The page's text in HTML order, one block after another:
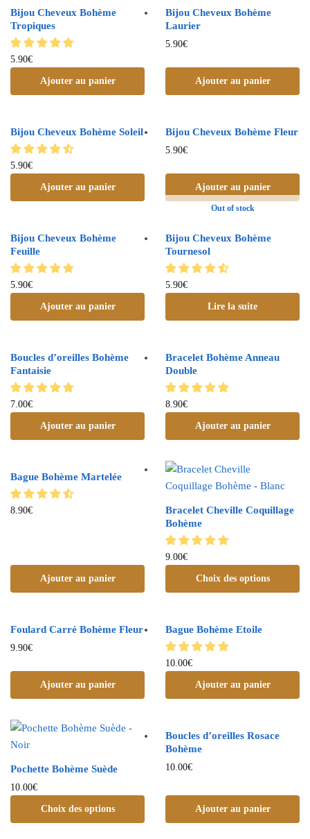
Bijou Cheveux Bohème
Tropiques
5.90€
Ajouter au panier
Bijou Cheveux Bohème
Laurier
5.90€
Ajouter au panier
Bijou Cheveux Bohème Soleil
5.90€
Ajouter au panier
Bijou Cheveux Bohème Fleur
5.90€
Ajouter au panier
Bijou Cheveux Bohème
Feuille
5.90€
Ajouter au panier
Out of stock
Bijou Cheveux Bohème
Tournesol
5.90€
Lire la suite
Boucles d’oreilles Bohème
Fantaisie
7.00€
Ajouter au panier
Bracelet Bohème Anneau
Double
8.90€
Ajouter au panier
Bague Bohème Martelée
8.90€
Ajouter au panier
Bracelet Cheville Coquillage
Bohème
9.00€
Choix des options
Foulard Carré Bohème Fleur
9.90€
Ajouter au panier
Bague Bohème Etoile
10.00€
Ajouter au panier
Pochette Bohème Suède
10.00€
Choix des options
Boucles d’oreilles Rosace
Bohème
10.00€
Ajouter au panier